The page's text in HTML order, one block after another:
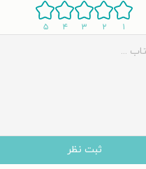
۱ ۲ ۳ ۴ ۵
ثبت نظر